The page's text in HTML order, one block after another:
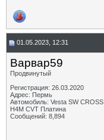
01.05.2023, 12:31
Варвар59
Продвинутый
Регистрация: 26.03.2020
Адрес: Пермь
Автомобиль: Vesta SW CROSS
H4M CVT Платина
Сообщений: 8,894